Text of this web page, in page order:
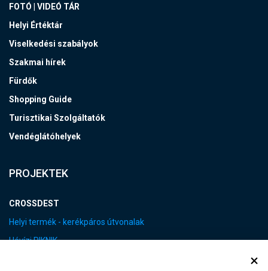
FOTÓ | VIDEÓ TÁR
Helyi Értéktár
Viselkedési szabályok
Szakmai hírek
Fürdők
Shopping Guide
Turisztikai Szolgáltatók
Vendéglátóhelyek
PROJEKTEK
CROSSDEST
Helyi termék - kerékpáros útvonalak
Hévízi PIKNIK